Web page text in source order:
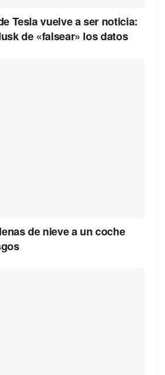
Tesla vuelve a ser noticia:
de «falsear» los datos
de nieve a un coche